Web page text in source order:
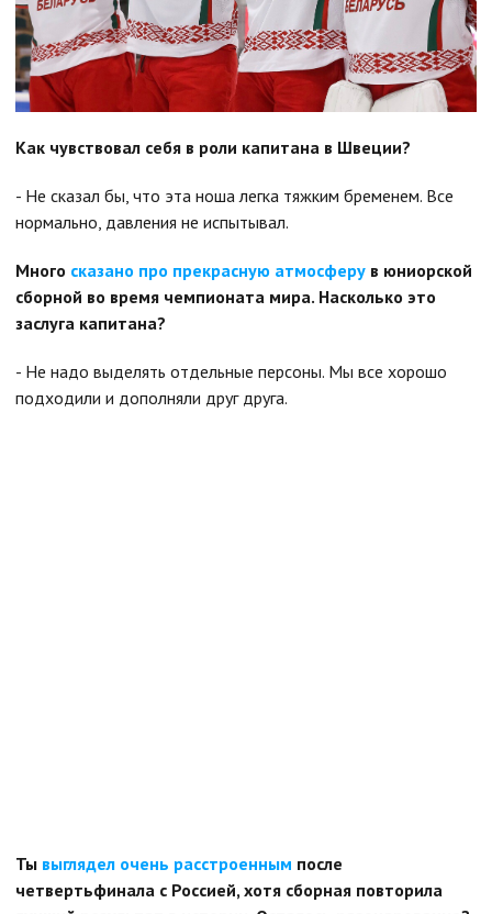
Как чувствовал себя в роли капитана в Швеции?
- Не сказал бы, что эта ноша легка тяжким бременем. Все
нормально, давления не испытывал.
Много сказано про прекрасную атмосферу в юниорской
сборной во время чемпионата мира. Насколько это
заслуга капитана?
- Не надо выделять отдельные персоны. Мы все хорошо
подходили и дополняли друг друга.
Ты выглядел очень расстроенным после
четвертьфинала с Россией, хотя сборная повторила